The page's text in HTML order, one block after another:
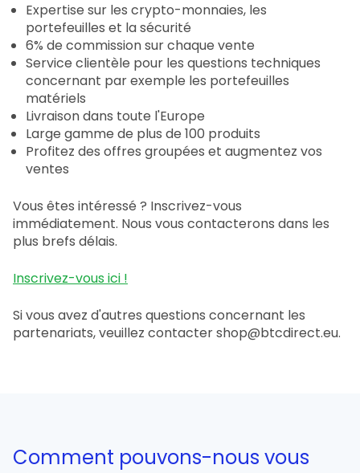
Expertise sur les crypto-monnaies, les
portefeuilles et la sécurité
6% de commission sur chaque vente
Service clientèle pour les questions techniques
concernant par exemple les portefeuilles
matériels
Livraison dans toute l'Europe
Large gamme de plus de 100 produits
Profitez des offres groupées et augmentez vos
ventes
Vous êtes intéressé ? Inscrivez-vous
immédiatement. Nous vous contacterons dans les
plus brefs délais.
Inscrivez-vous ici !
Si vous avez d'autres questions concernant les
partenariats, veuillez contactershop@btcdirect.eu.
Comment pouvons-nous vous